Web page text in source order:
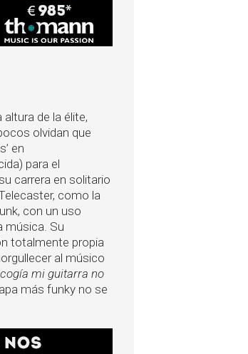
de la élite,
olvidan que
en
para el
carrera en solitario
como la
con un uso
música. Su
totalmente propia
al músico
mi guitarra no
más funky no se